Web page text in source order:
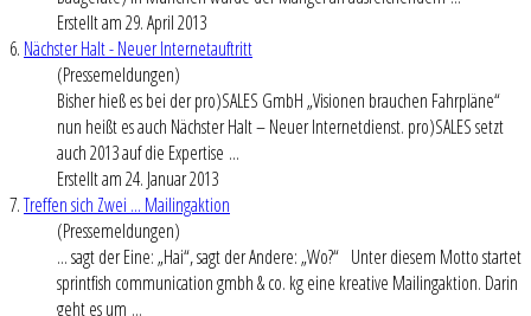
Erstellt am 29. April 2013
6. Nächster Halt - Neuer Internetauftritt
(Pressemeldungen)
Bisher hieß es bei der pro)SALES GmbH „Visionen brauchen Fahrpläne“
nun heißt es auch Nächster Halt – Neuer Internetdienst. pro)SALES setzt
auch 2013 auf die Expertise ...
Erstellt am 24. Januar 2013
7.Treffen sich Zwei ... Mailingaktion
(Pressemeldungen)
... sagt der Eine: „Hai“, sagt der Andere: „Wo?“ Unter diesem Motto startet
sprintfish communication gmbh & co. kg eine kreative Mailingaktion. Darin
geht es um ...